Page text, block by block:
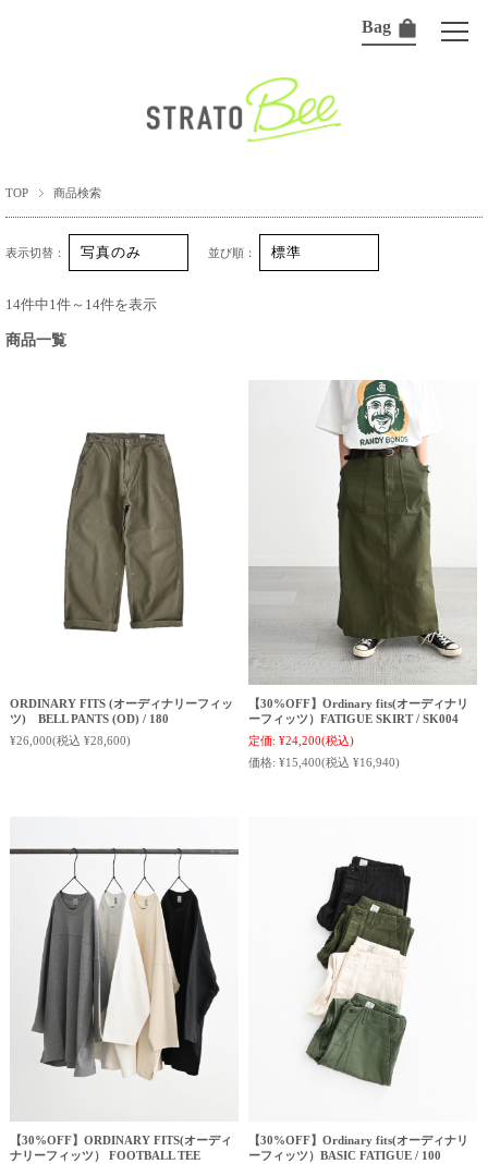
Bag
TOP 商品検索
表示切替： 並び順：
14件中1件～14件を表示
商品一覧
ORDINARY FITS (オーディナリーフィッ
ツ) BELL PANTS (OD) / 180
¥26,000(税込 ¥28,600)
【30%OFF】Ordinary fits(オーディナリ
ーフィッツ）FATIGUE SKIRT / SK004
定価: ¥24,200(税込)
価格: ¥15,400(税込 ¥16,940)
【30%OFF】ORDINARY FITS(オーディ
ナリーフィッツ） FOOTBALL TEE
【30%OFF】Ordinary fits(オーディナリ
ーフィッツ）BASIC FATIGUE / 100